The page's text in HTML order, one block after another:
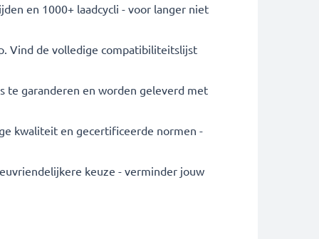
en 1000+ laadcycli - voor langer niet
Vind de volledige compatibiliteitslijst
te garanderen en worden geleverd met
kwaliteit en gecertificeerde normen -
keuze - verminder jouw